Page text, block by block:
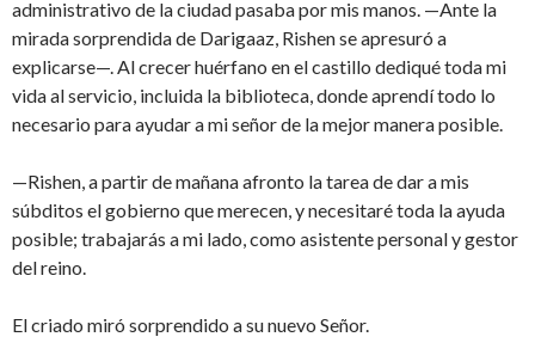
administrativo de la ciudad pasaba por mis manos. —Ante la
mirada sorprendida de Darigaaz, Rishen se apresuró a
explicarse—. Al crecer huérfano en el castillo dediqué toda mi
vida al servicio, incluida la biblioteca, donde aprendí todo lo
necesario para ayudar a mi señor de la mejor manera posible.
—Rishen, a partir de mañana afronto la tarea de dar a mis
súbditos el gobierno que merecen, y necesitaré toda la ayuda
posible; trabajarás a mi lado, como asistente personal y gestor
del reino.
El criado miró sorprendido a su nuevo Señor.